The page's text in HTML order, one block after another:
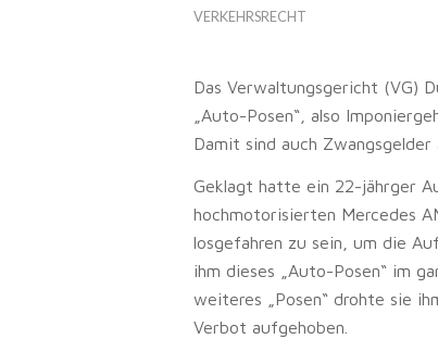
VERKEHRSRECHT
Das Verwaltungsgericht (VG)
„Auto-Posen“, also
Damit sind auch Zwangsgelder
Geklagt hatte ein 22-jährger
hochmotorisierten Mercedes
losgefahren zu sein, um die
ihm dieses „Auto-Posen“ im
weiteres „Posen“ drohte sie
Verbot aufgehoben.